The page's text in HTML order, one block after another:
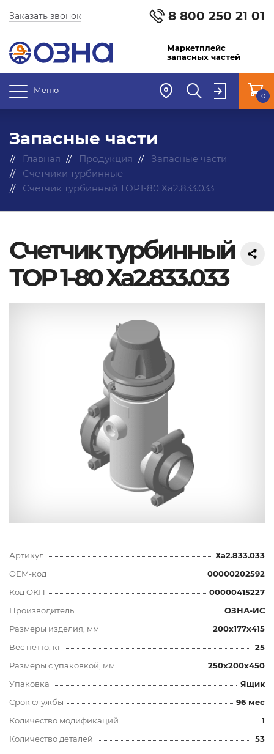
8 800 250 21 01
Заказать звонок
Маркетплейс
запасных частей
Меню
0
Запасные части
Главная Продукция
Запасные части
Счетчики турбинные
Счетчик турбинный ТОР1-80 Ха2.833.033
Счетчик турбинный
ТОР 1-80 Ха2.833.033
Артикул
Ха2.833.033
OEM-код
00000202592
Код ОКП
00000415227
Производитель
ОЗНА-ИС
Размеры изделия, мм
200x177x415
Вес нетто, кг
25
Размеры с упаковкой, мм
250x200x450
Упаковка
Ящик
Срок службы
96 мес
Количество модификаций
1
Количество деталей
53